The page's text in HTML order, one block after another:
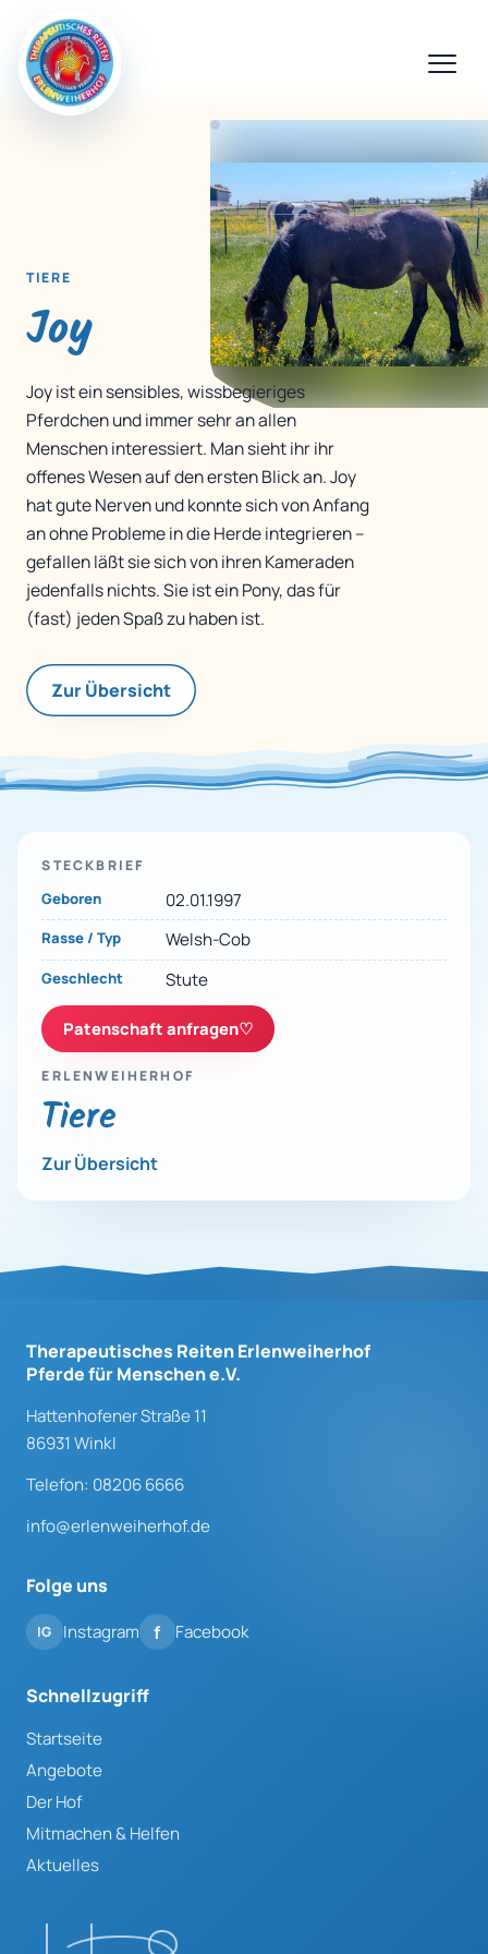
TIERE
Joy
Joy ist ein sensibles, wissbegieriges
Pferdchen und immer sehr an allen
Menschen interessiert. Man sieht ihr ihr
offenes Wesen auf den ersten Blick an. Joy
hat gute Nerven und konnte sich von Anfang
an ohne Probleme in die Herde integrieren –
gefallen läßt sie sich von ihren Kameraden
jedenfalls nichts. Sie ist ein Pony, das für
(fast) jeden Spaß zu haben ist.
Zur Übersicht
STECKBRIEF
Geboren 02.01.1997
Rasse / Typ Welsh-Cob
Geschlecht Stute
Patenschaft anfragen♡
ERLENWEIHERHOF
Tiere
Zur Übersicht
Therapeutisches Reiten Erlenweiherhof
Pferde für Menschen e.V.
Hattenhofener Straße 11
86931 Winkl
Telefon: 08206 6666
info@erlenweiherhof.de
Folge uns
Instagram Facebook
Schnellzugriff
Startseite
Angebote
Der Hof
Mitmachen & Helfen
Aktuelles